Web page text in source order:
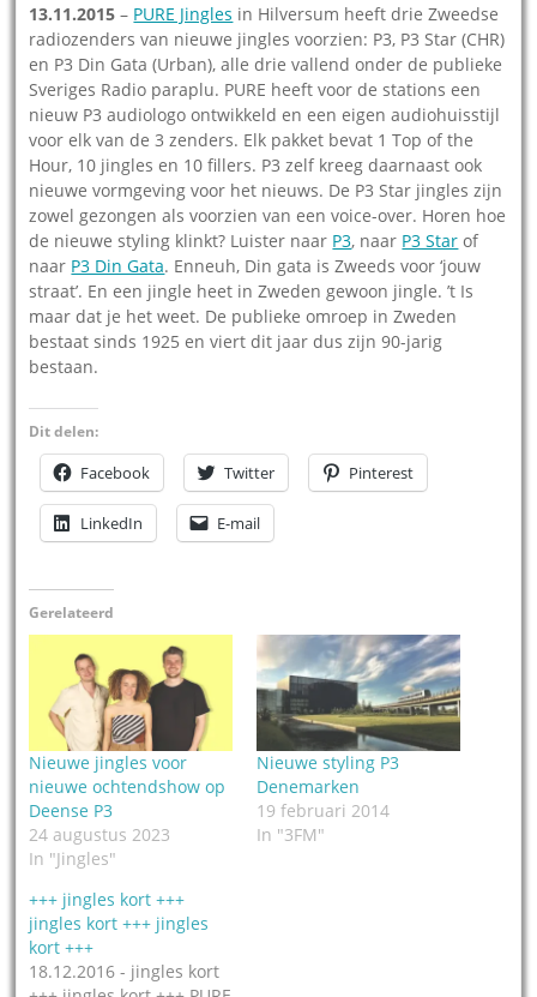
13.11.2015 – PURE Jingles in Hilversum heeft drie Zweedse
radiozenders van nieuwe jingles voorzien: P3, P3 Star (CHR)
en P3 Din Gata (Urban), alle drie vallend onder de publieke
Sveriges Radio paraplu. PURE heeft voor de stations een
nieuw P3 audiologo ontwikkeld en een eigen audiohuisstijl
voor elk van de 3 zenders. Elk pakket bevat 1 Top of the
Hour, 10 jingles en 10 fillers. P3 zelf kreeg daarnaast ook
nieuwe vormgeving voor het nieuws. De P3 Star jingles zijn
zowel gezongen als voorzien van een voice-over. Horen hoe
de nieuwe styling klinkt? Luister naar P3, naar P3 Star of
naar P3 Din Gata. Enneuh, Din gata is Zweeds voor ‘jouw
straat’. En een jingle heet in Zweden gewoon jingle. ’t Is
maar dat je het weet. De publieke omroep in Zweden
bestaat sinds 1925 en viert dit jaar dus zijn 90-jarig
bestaan.
Dit delen:
Facebook Twitter Pinterest
LinkedIn E-mail
Gerelateerd
Nieuwe jingles voor
nieuwe ochtendshow op
Deense P3
24 augustus 2023
In "Jingles"
Nieuwe styling P3
Denemarken
19 februari 2014
In "3FM"
+++ jingles kort +++
jingles kort +++ jingles
kort +++
18.12.2016 - jingles kort